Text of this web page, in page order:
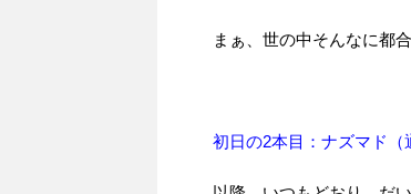
まぁ、世の中そんなに都
初日の2本目：ナズマド（